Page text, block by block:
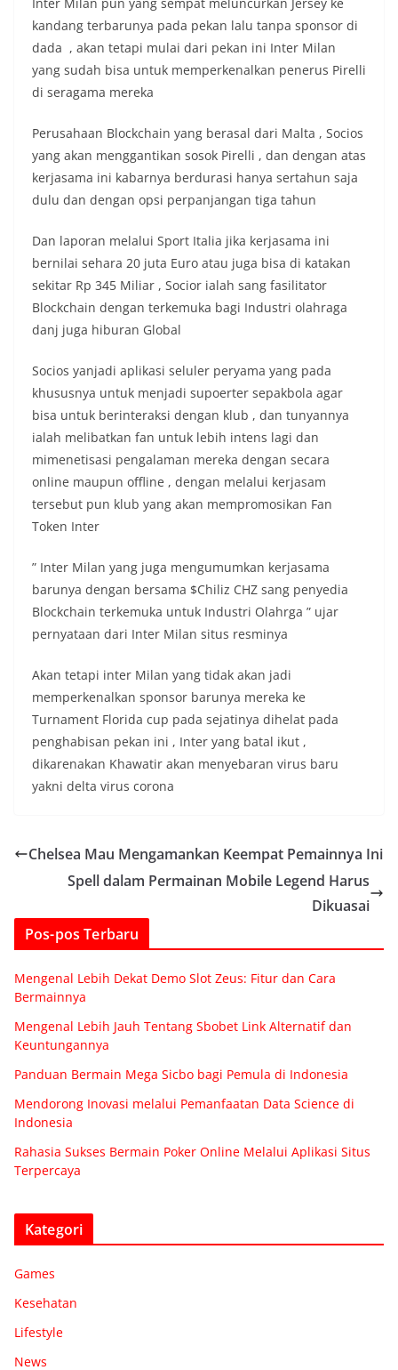
kandang terbarunya pada pekan lalu tanpa sponsor di
dada , akan tetapi mulai dari pekan ini Inter Milan
yang sudah bisa untuk memperkenalkan penerus Pirelli
di seragama mereka
Perusahaan Blockchain yang berasal dari Malta , Socios
yang akan menggantikan sosok Pirelli , dan dengan atas
kerjasama ini kabarnya berdurasi hanya sertahun saja
dulu dan dengan opsi perpanjangan tiga tahun
Dan laporan melalui Sport Italia jika kerjasama ini
bernilai sehara 20 juta Euro atau juga bisa di katakan
sekitar Rp 345 Miliar , Socior ialah sang fasilitator
Blockchain dengan terkemuka bagi Industri olahraga
danj juga hiburan Global
Socios yanjadi aplikasi seluler peryama yang pada
khususnya untuk menjadi supoerter sepakbola agar
bisa untuk berinteraksi dengan klub , dan tunyannya
ialah melibatkan fan untuk lebih intens lagi dan
mimenetisasi pengalaman mereka dengan secara
online maupun offline , dengan melalui kerjasam
tersebut pun klub yang akan mempromosikan Fan
Token Inter
” Inter Milan yang juga mengumumkan kerjasama
barunya dengan bersama $Chiliz CHZ sang penyedia
Blockchain terkemuka untuk Industri Olahrga ” ujar
pernyataan dari Inter Milan situs resminya
Akan tetapi inter Milan yang tidak akan jadi
memperkenalkan sponsor barunya mereka ke
Turnament Florida cup pada sejatinya dihelat pada
penghabisan pekan ini , Inter yang batal ikut ,
dikarenakan Khawatir akan menyebaran virus baru
yakni delta virus corona
Chelsea Mau Mengamankan Keempat Pemainnya Ini
Spell dalam Permainan Mobile Legend Harus
Dikuasai
Pos-pos Terbaru
Mengenal Lebih Dekat Demo Slot Zeus: Fitur dan Cara
Bermainnya
Mengenal Lebih Jauh Tentang Sbobet Link Alternatif dan
Keuntungannya
Panduan Bermain Mega Sicbo bagi Pemula di Indonesia
Mendorong Inovasi melalui Pemanfaatan Data Science di
Indonesia
Rahasia Sukses Bermain Poker Online Melalui Aplikasi Situs
Terpercaya
Kategori
Games
Kesehatan
Lifestyle
News